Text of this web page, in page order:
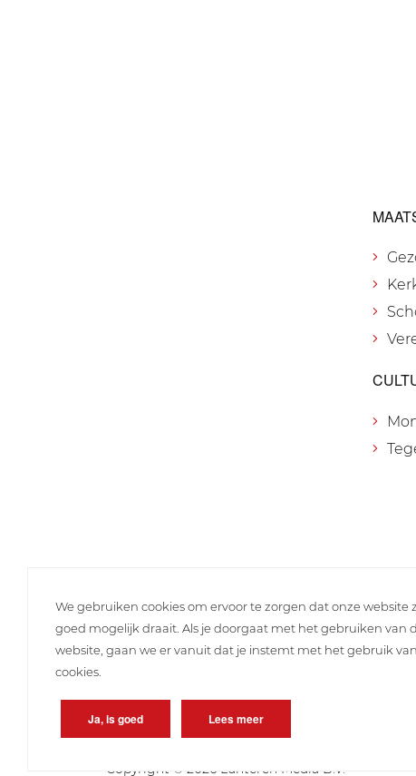
Copyright © 2026 Lunteren Media B.V.
We gebruiken cookies om ervoor te zorgen dat onze website
goed mogelijk draait. Als je doorgaat met het gebruiken van
website, gaan we er vanuit dat je instemt met het gebruik
cookies.
Ja, is goed Lees meer